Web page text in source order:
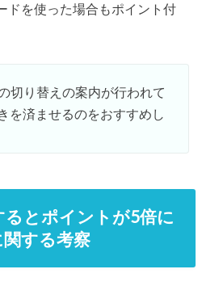
ドを使った場合もポイント付
切り替えの案内が行われて
を済ませるのをおすすめし
とポイントが5倍に
する考察